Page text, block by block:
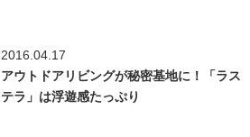
2016.04.17
アウトドアリビングが秘密基地に！「ラス
テラ」は浮遊感たっぷり